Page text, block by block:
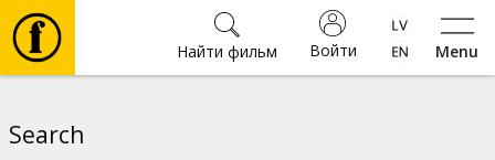
Menu
Войти
Найти фильм
Search